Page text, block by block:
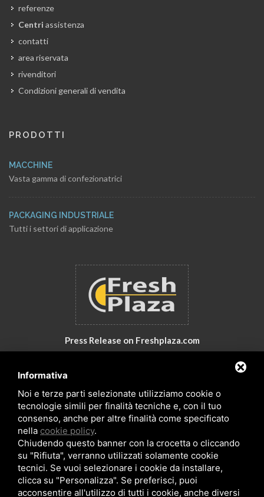
referenze
Centri assistenza
contatti
area riservata
rivenditori
Condizioni generali di vendita
PRODOTTI
MACCHINE
Vasta gamma di confezionatrici
PACKAGING INDUSTRIALE
Tutti i settori di applicazione
Press Release on Freshplaza.com
Informativa
Noi e terze parti selezionate utilizziamo cookie o
tecnologie simili per finalità tecniche e, con il tuo
consenso, anche per altre finalità come specificato
nella cookie policy.
Chiudendo questo banner con la crocetta o cliccando
su "Rifiuta", verranno utilizzati solamente cookie
tecnici. Se vuoi selezionare i cookie da installare,
clicca su "Personalizza". Se preferisci, puoi
acconsentire all'utilizzo di tutti i cookie, anche diversi